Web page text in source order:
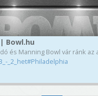
Bowl.hu
és Manning Bowl vár ránk az
_2_het#Philadelphia